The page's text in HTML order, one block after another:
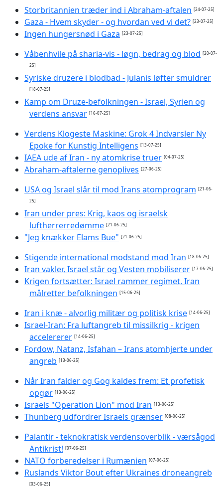
Storbritannien træder ind i Abraham-aftalen [24-07-25]
Gaza - Hvem skyder - og hvordan ved vi det? [23-07-25]
Ingen hungersnød i Gaza [23-07-25]
Våbenhvile på sharia-vis - løgn, bedrag og blod [20-07-
25]
Syriske druzere i blodbad - Julanis løfter smuldrer
[18-07-25]
Kamp om Druze-befolkningen - Israel, Syrien og
verdens ansvar [16-07-25]
Verdens Klogeste Maskine: Grok 4 Indvarsler Ny
Epoke for Kunstig Intelligens [13-07-25]
IAEA ude af Iran - ny atomkrise truer [04-07-25]
Abraham-aftalerne genoplives [27-06-25]
USA og Israel slår til mod Irans atomprogram [21-06-
25]
Iran under pres: Krig, kaos og israelsk
luftherrerredømme [21-06-25]
"Jeg knækker Elams Bue" [21-06-25]
Stigende international modstand mod Iran [18-06-25]
Iran vakler, Israel står og Vesten mobiliserer [17-06-25]
Krigen fortsætter: Israel rammer regimet, Iran
målretter befolkningen [15-06-25]
Iran i knæ - alvorlig militær og politisk krise [14-06-25]
Israel-Iran: Fra luftangreb til missilkrig - krigen
accelererer [14-06-25]
Fordow, Natanz, Isfahan – Irans atomhjerte under
angreb [13-06-25]
Når Iran falder og Gog kaldes frem: Et profetisk
opgør [13-06-25]
Israels "Operation Lion" mod Iran [13-06-25]
Thunberg udfordrer Israels grænser [08-06-25]
Palantir - teknokratisk verdensoverblik - værsågod
Antikrist! [07-06-25]
NATO forberedelser i Rumænien [07-06-25]
Ruslands Viktor Bout efter Ukraines droneangreb
[03-06-25]